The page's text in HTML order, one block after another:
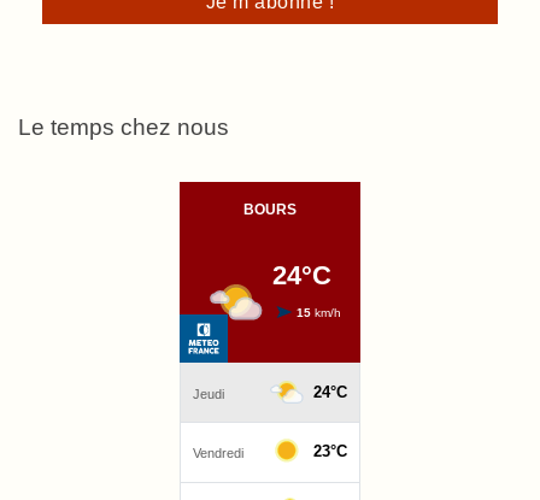
Le temps chez nous